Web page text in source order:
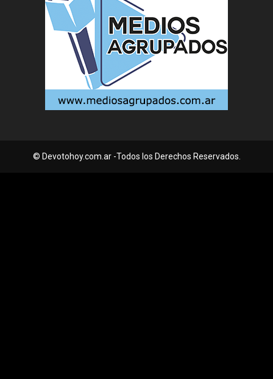
© Devotohoy.com.ar -Todos los Derechos Reservados.